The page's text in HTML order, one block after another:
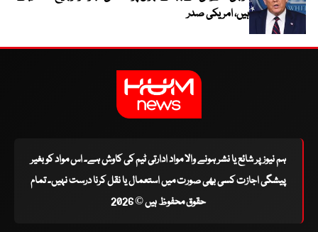
ہیں، امریکی صدر
ہم نیوز پر شائع یا نشر ہونے والا مواد ادارتی ٹیم کی کاوش ہے۔ اس مواد کو بغیر
پیشگی اجازت کسی بھی صورت میں استعمال یا نقل کرنا درست نہیں۔ تمام
حقوق محفوظ ہیں © 2026